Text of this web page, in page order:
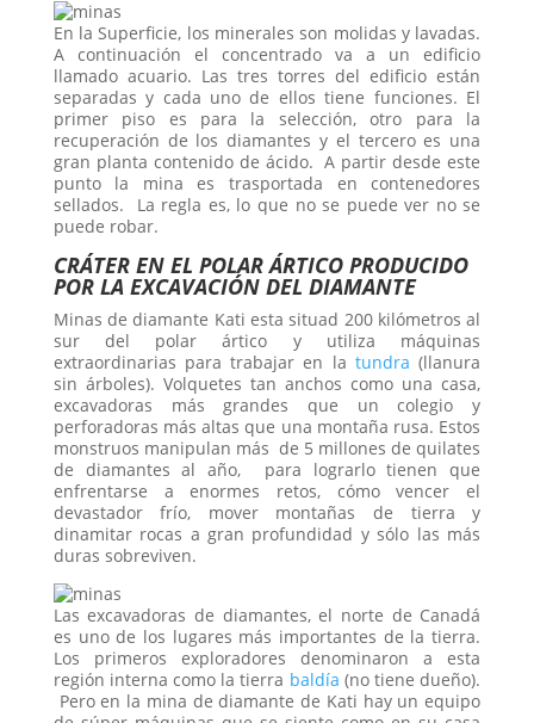
En la Superficie, los minerales son molidas y lavadas.
A continuación el concentrado va a un edificio
llamado acuario. Las tres torres del edificio están
separadas y cada uno de ellos tiene funciones. El
primer piso es para la selección, otro para la
recuperación de los diamantes y el tercero es una
gran planta contenido de ácido. A partir desde este
punto la mina es trasportada en contenedores
sellados. La regla es, lo que no se puede ver no se
puede robar.
CRÁTER EN EL POLAR ÁRTICO PRODUCIDO
POR LA EXCAVACIÓN DEL DIAMANTE
Minas de diamante Kati esta situad 200 kilómetros al
sur del polar ártico y utiliza máquinas
extraordinarias para trabajar en la tundra(llanura
sin árboles). Volquetes tan anchos como una casa,
excavadoras más grandes que un colegio y
perforadoras más altas que una montaña rusa. Estos
monstruos manipulan más de 5 millones de quilates
de diamantes al año, para lograrlo tienen que
enfrentarse a enormes retos, cómo vencer el
devastador frío, mover montañas de tierra y
dinamitar rocas a gran profundidad y sólo las más
duras sobreviven.
Las excavadoras de diamantes, el norte de Canadá
es uno de los lugares más importantes de la tierra.
Los primeros exploradores denominaron a esta
región interna como la tierra baldía (no tiene dueño).
Pero en la mina de diamante de Kati hay un equipo